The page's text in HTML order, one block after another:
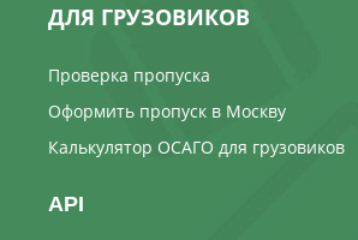
ДЛЯ ГРУЗОВИКОВ
Проверка пропуска
Оформить пропуск в Москву
Калькулятор ОСАГО для грузовиков
API